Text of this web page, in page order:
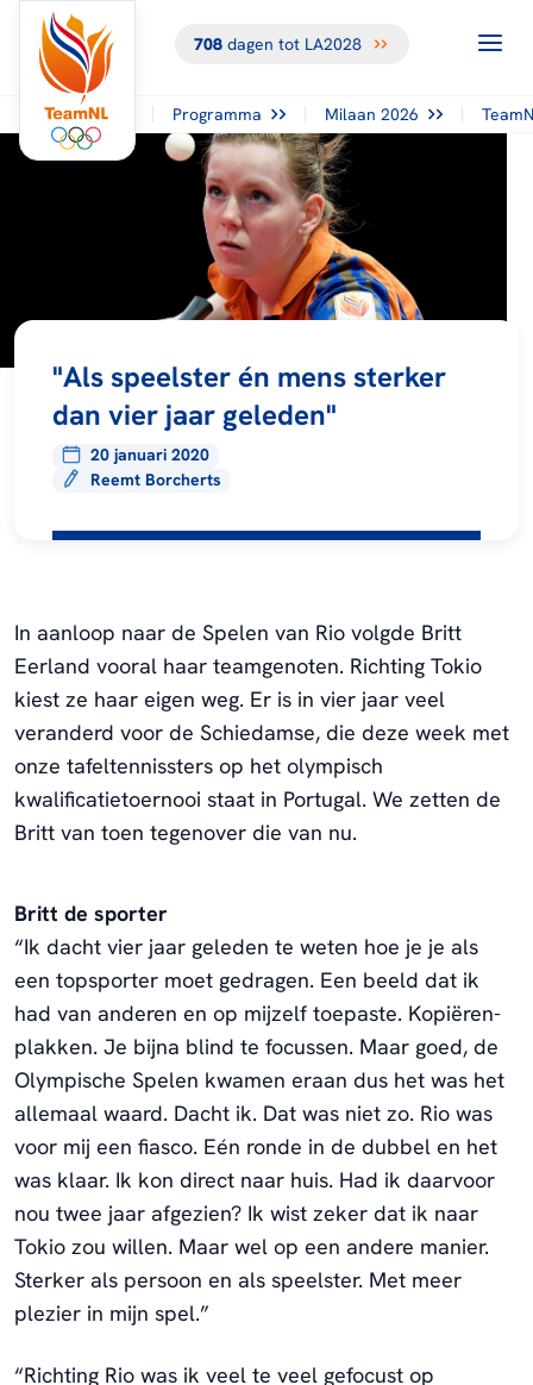
708dagen tot LA2028
Programma Milaan 2026
"Als speelster én mens sterker
dan vier jaar geleden"
20 januari 2020
Reemt Borcherts
In aanloop naar de Spelen van Rio volgde Britt
Eerland vooral haar teamgenoten. Richting Tokio
kiest ze haar eigen weg. Er is in vier jaar veel
veranderd voor de Schiedamse, die deze week met
onze tafeltennissters op het olympisch
kwalificatietoernooi staat in Portugal. We zetten de
Britt van toen tegenover die van nu.
Britt de sporter
“Ik dacht vier jaar geleden te weten hoe je je als
een topsporter moet gedragen. Een beeld dat ik
had van anderen en op mijzelf toepaste. Kopiëren-
plakken. Je bijna blind te focussen. Maar goed, de
Olympische Spelen kwamen eraan dus het was het
allemaal waard. Dacht ik. Dat was niet zo. Rio was
voor mij een fiasco. Eén ronde in de dubbel en het
was klaar. Ik kon direct naar huis. Had ik daarvoor
nou twee jaar afgezien? Ik wist zeker dat ik naar
Tokio zou willen. Maar wel op een andere manier.
Sterker als persoon en als speelster. Met meer
plezier in mijn spel.”
“Richting Rio was ik veel te veel gefocust op